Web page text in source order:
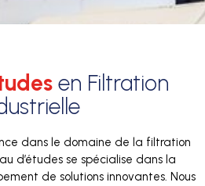
en Filtration
dans le domaine de la filtration
d’études se spécialise dans la
de solutions innovantes. Nous